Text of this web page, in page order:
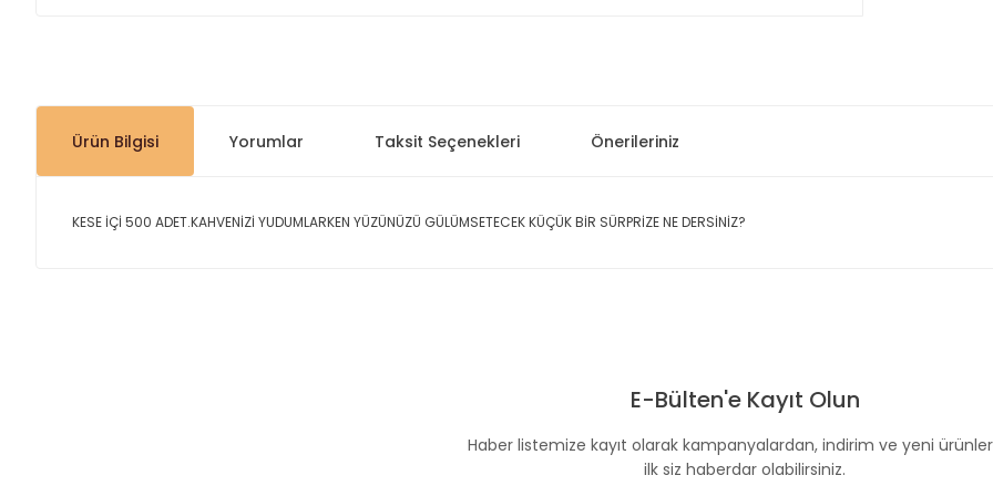
Ürün Bilgisi Yorumlar Taksit Seçenekleri Önerileriniz
KESE İÇİ 500 ADET.KAHVENİZİ YUDUMLARKEN YÜZÜNÜZÜ GÜLÜMSETECEK KÜÇÜK BİR SÜRPRİZE NE DERSİNİZ?
Yorum Yaz
E-Bülten'e Kayıt Olun
Haber listemize kayıt olarak kampanyalardan, indirim ve yeni
ilk siz haberdar olabilirsiniz.